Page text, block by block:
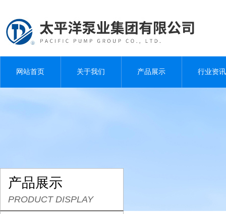
网站首页 关于我们 产品展示 行业资讯
产品展示
PRODUCT DISPLAY